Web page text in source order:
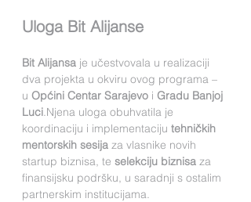
Uloga Bit Alijanse
Bit Alijansa je učestvovala u realizaciji
dva projekta u okviru ovog programa –
u Općini Centar Sarajevo i Gradu Banjoj
Luci.Njena uloga obuhvatila je
koordinaciju i implementaciju tehničkih
mentorskih sesija za vlasnike novih
startup biznisa, te selekciju biznisa za
finansijsku podršku, u saradnji s ostalim
partnerskim institucijama.